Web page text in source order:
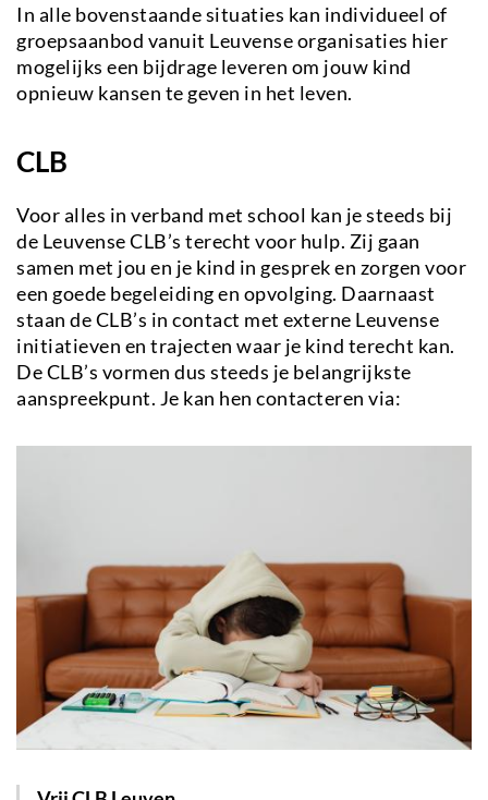
In alle bovenstaande situaties kan individueel of
groepsaanbod vanuit Leuvense organisaties hier
mogelijks een bijdrage leveren om jouw kind
opnieuw kansen te geven in het leven.
CLB
Voor alles in verband met school kan je steeds bij
de Leuvense CLB’s terecht voor hulp. Zij gaan
samen met jou en je kind in gesprek en zorgen voor
een goede begeleiding en opvolging. Daarnaast
staan de CLB’s in contact met externe Leuvense
initiatieven en trajecten waar je kind terecht kan.
De CLB’s vormen dus steeds je belangrijkste
aanspreekpunt. Je kan hen contacteren via: